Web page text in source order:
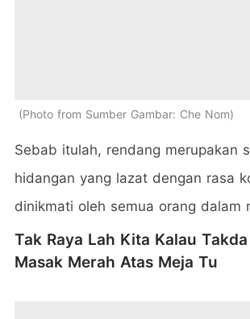
Photo from Sumber Gambar: Che Nom
Sebab itulah, rendang merupakan
hidangan yang lazat dengan rasa
dinikmati oleh semua orang dalam
Tak Raya Lah Kita Kalau
Masak Merah Atas Meja Tu